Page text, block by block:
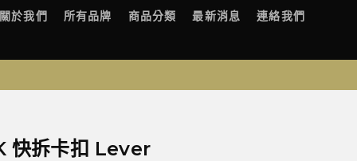
關於我們 所有品牌 商品分類 最新消息 連絡我們
快拆卡扣 Lever